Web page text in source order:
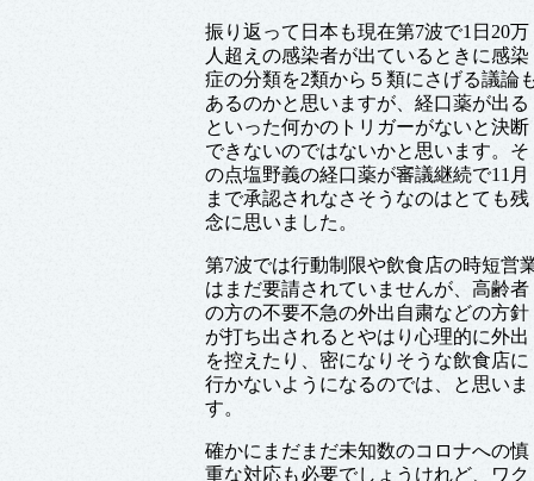
振り返って日本も現在第7波で1日20万
人超えの感染者が出ているときに感染
症の分類を2類から５類にさげる議論
あるのかと思いますが、経口薬が出る
といった何かのトリガーがないと決断
できないのではないかと思います。そ
の点塩野義の経口薬が審議継続で11月
まで承認されなさそうなのはとても残
念に思いました。
第7波では行動制限や飲食店の時短営
はまだ要請されていませんが、高齢者
の方の不要不急の外出自粛などの方針
が打ち出されるとやはり心理的に外出
を控えたり、密になりそうな飲食店に
行かないようになるのでは、と思いま
す。
確かにまだまだ未知数のコロナへの慎
重な対応も必要でしょうけれど、ワク